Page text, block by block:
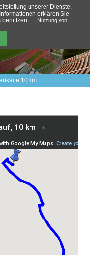
10 km
unserer Dienste.
erklären Sie
benutzen
Nutzung von